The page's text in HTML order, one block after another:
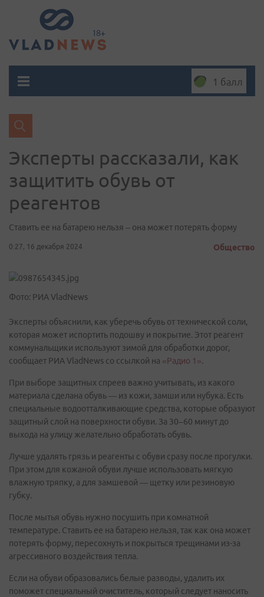
1 балл
Эксперты рассказали, как
защитить обувь от
реагентов
Ставить ее на батарею нельзя – она может потерять форму
0:27, 16 декабря 2024 Общество
Фото: РИА VladNews
Эксперты объяснили, как уберечь обувь от технической соли,
которая может испортить подошву и покрытие. Этот реагент
коммунальщики используют зимой для обработки дорог,
сообщает РИА VladNews со ссылкой на «Радио 1».
При выборе защитных спреев важно учитывать, из какого
материала сделана обувь — из кожи, замши или нубука. Есть
специальные водоотталкивающие средства, которые образуют
защитный слой на поверхности обуви. За 30–60 минут до
выхода на улицу желательно обработать обувь.
Лучше удалять грязь и реагенты с обуви сразу после прогулки.
При этом для кожаной обуви лучше использовать мягкую
влажную тряпку, а для замшевой — щетку или резиновую
губку.
После мытья обувь нужно посушить при комнатной
температуре. Ставить ее на батарею нельзя, так как она может
потерять форму, пересохнуть и покрыться трещинами из-за
агрессивного воздействия тепла.
Если на обуви образовались белые разводы, удалить их
поможет специальный очиститель, который следует наносить